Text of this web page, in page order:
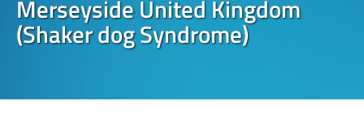
NEWS
LINKS
Merseyside United Kingdom
(Shaker dog Syndrome)